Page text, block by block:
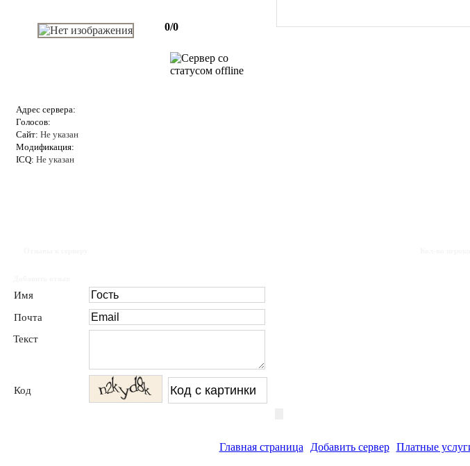
0/0
Адрес сервера:
Голосов:
Сайт: Не указан
Модификация:
ICQ: Не указан
Имя
Почта
Текст
Код
Главная страница Добавить сервер Платные